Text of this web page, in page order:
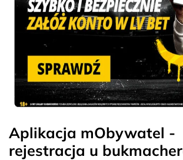
Aplikacja mObywatel -
rejestracja u